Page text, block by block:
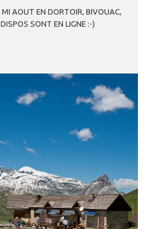
MI AOUT EN DORTOIR, BIVOUAC,
DISPOS SONT EN LIGNE :-)